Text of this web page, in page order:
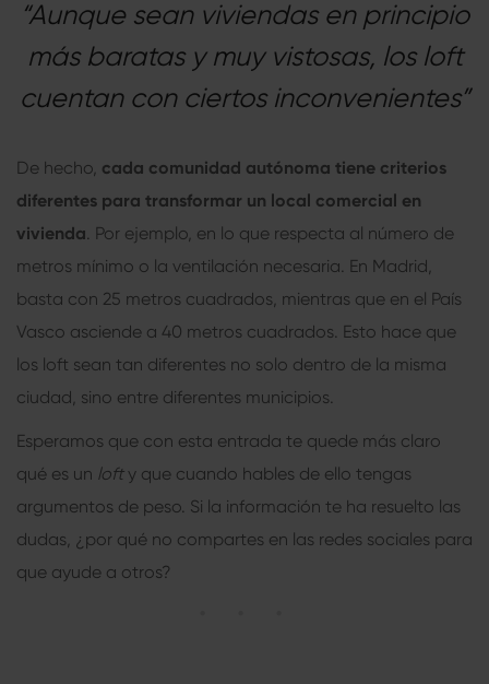
“Aunque sean viviendas en principio
más baratas y muy vistosas, los loft
cuentan con ciertos inconvenientes”
De hecho, cada comunidad autónoma tiene criterios
diferentes para transformar un local comercial en
vivienda . Por ejemplo, en lo que respecta al número de
metros mínimo o la ventilación necesaria. En Madrid,
basta con 25 metros cuadrados, mientras que en el País
Vasco asciende a 40 metros cuadrados. Esto hace que
los loft sean tan diferentes no solo dentro de la misma
ciudad, sino entre diferentes municipios.
Esperamos que con esta entrada te quede más claro
qué es un lofty que cuando hables de ello tengas
argumentos de peso. Si la información te ha resuelto las
dudas, ¿por qué no compartes en las redes sociales para
que ayude a otros?